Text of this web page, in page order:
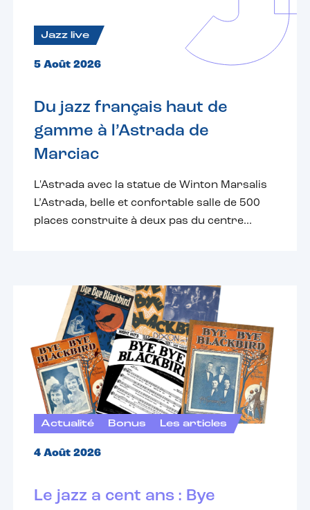
Jazz live
5 Août 2026
Du jazz français haut de
gamme à l’Astrada de
Marciac
L'Astrada avec la statue de Winton Marsalis
L’Astrada, belle et confortable salle de 500
places construite à deux pas du centre...
Actualité Bonus Les articles
4 Août 2026
Le jazz a cent ans : Bye